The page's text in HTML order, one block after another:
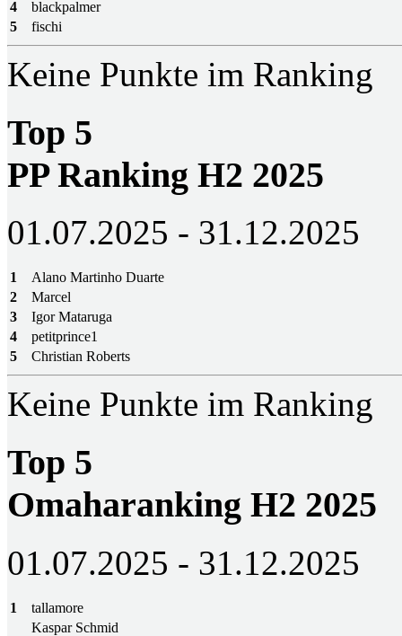
4
blackpalmer
5
fischi
Keine Punkte im Ranking
Top 5
PP Ranking H2 2025
01.07.2025 - 31.12.2025
1
Alano Martinho Duarte
2
Marcel
3
Igor Mataruga
4
petitprince1
5
Christian Roberts
Keine Punkte im Ranking
Top 5
Omaharanking H2 2025
01.07.2025 - 31.12.2025
1
tallamore
Kaspar Schmid